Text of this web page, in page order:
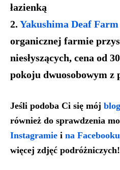
łazienką
2. Yakushima Deaf Farm
organicznej farmie
niesłyszących, cena od
pokoju dwuosobowym z
Jeśli podoba Ci się mój
również do sprawdzenia
Instagramie i na Facebooku
więcej zdjęć podróżniczych!